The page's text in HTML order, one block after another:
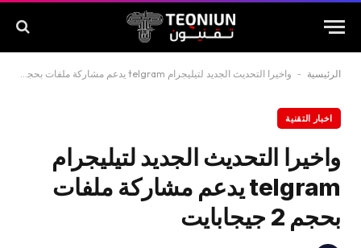
الرئيسية - واخيرا التحديث الجديد لتيليجرام telgram يدعم مشاركة ملفات بحجم 2 جيجابايت
اخبار التقنية
واخيرا التحديث الجديد لتيليجرام
telgram يدعم مشاركة ملفات
بحجم 2 جيجابايت